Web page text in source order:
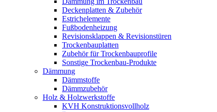
Deckenplatten & Zubehör
Estrichelemente
Fußbodenheizung
Revisionsklappen & Revisionstüren
Trockenbauplatten
Zubehör für Trockenbauprofile
Sonstige Trockenbau-Produkte
Dämmung
Dämmstoffe
Dämmzubehör
Holz & Holzwerkstoffe
KVH Konstruktionsvollholz